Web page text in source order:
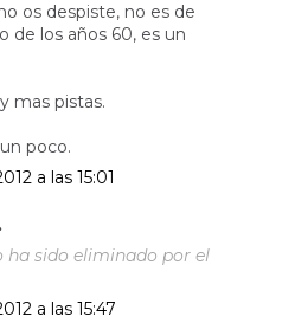
os despiste, no es de
de los años 60, es un
mas pistas.
poco.
a las 15:01
ha sido eliminado por el
a las 15:47